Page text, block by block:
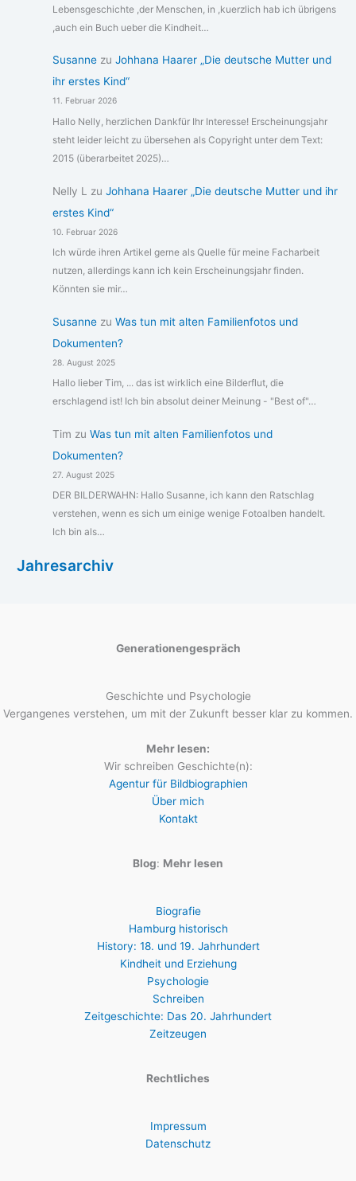
Lebensgeschichte ,der Menschen, in ,kuerzlich hab ich übrigens
,auch ein Buch ueber die Kindheit…
Susannezu Johhana Haarer „Die deutsche Mutter und
ihr erstes Kind“
11. Februar 2026
Hallo Nelly, herzlichen Dankfür Ihr Interesse! Erscheinungsjahr
steht leider leicht zu übersehen als Copyright unter dem Text:
2015 (überarbeitet 2025)…
Nelly L zu Johhana Haarer „Die deutsche Mutter und ihr
erstes Kind“
10. Februar 2026
Ich würde ihren Artikel gerne als Quelle für meine Facharbeit
nutzen, allerdings kann ich kein Erscheinungsjahr finden.
Könnten sie mir…
Susannezu Was tun mit alten Familienfotos und
Dokumenten?
28. August 2025
Hallo lieber Tim, ... das ist wirklich eine Bilderflut, die
erschlagend ist! Ich bin absolut deiner Meinung - "Best of"…
Tim zu Was tun mit alten Familienfotos und
Dokumenten?
27. August 2025
DER BILDERWAHN: Hallo Susanne, ich kann den Ratschlag
verstehen, wenn es sich um einige wenige Fotoalben handelt.
Ich bin als…
Jahresarchiv
Generationengespräch
Geschichte und Psychologie
Vergangenes verstehen, um mit der Zukunft besser klar zu kommen.
Mehr lesen:
Wir schreiben Geschichte(n):
Agentur für Bildbiographien
Über mich
Kontakt
Blog: Mehr lesen
Biografie
Hamburg historisch
History: 18. und 19. Jahrhundert
Kindheit und Erziehung
Psychologie
Schreiben
Zeitgeschichte: Das 20. Jahrhundert
Zeitzeugen
Rechtliches
Impressum
Datenschutz